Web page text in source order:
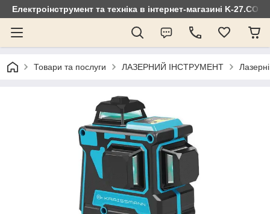
Електроінструмент та техніка в інтернет-магазині K-
Товари та послуги ЛАЗЕРНИЙ ІНСТРУМЕНТ